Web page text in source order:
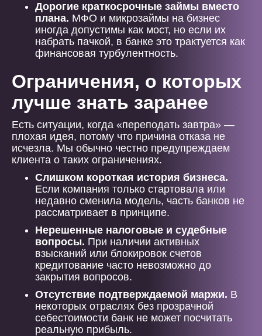
Дорогие краткосрочные займы вместо
плана. МФО и микрозаймы на бизнес
иногда допустимы как мост, но если их
набрать пачкой, в банке это трактуется как
финансовая турбулентность.
Ограничения, о которых
лучше знать заранее
Есть ситуации, когда «переподать завтра» —
плохая идея, потому что причина отказа не
исчезла. Мы обычно честно предупреждаем
клиента о таких ограничениях.
Слишком короткая история бизнеса.
Если компания только стартовала или
недавно сменила модель, часть банков не
рассматривает в принципе.
Нерешенные налоговые и судебные
вопросы. При наличии активных
взысканий или блокировок счетов
кредитование часто невозможно до
закрытия вопросов.
Отсутствие подтверждаемой маржи. В
некоторых отраслях без прозрачной
себестоимости банк не может посчитать
реальную прибыль.